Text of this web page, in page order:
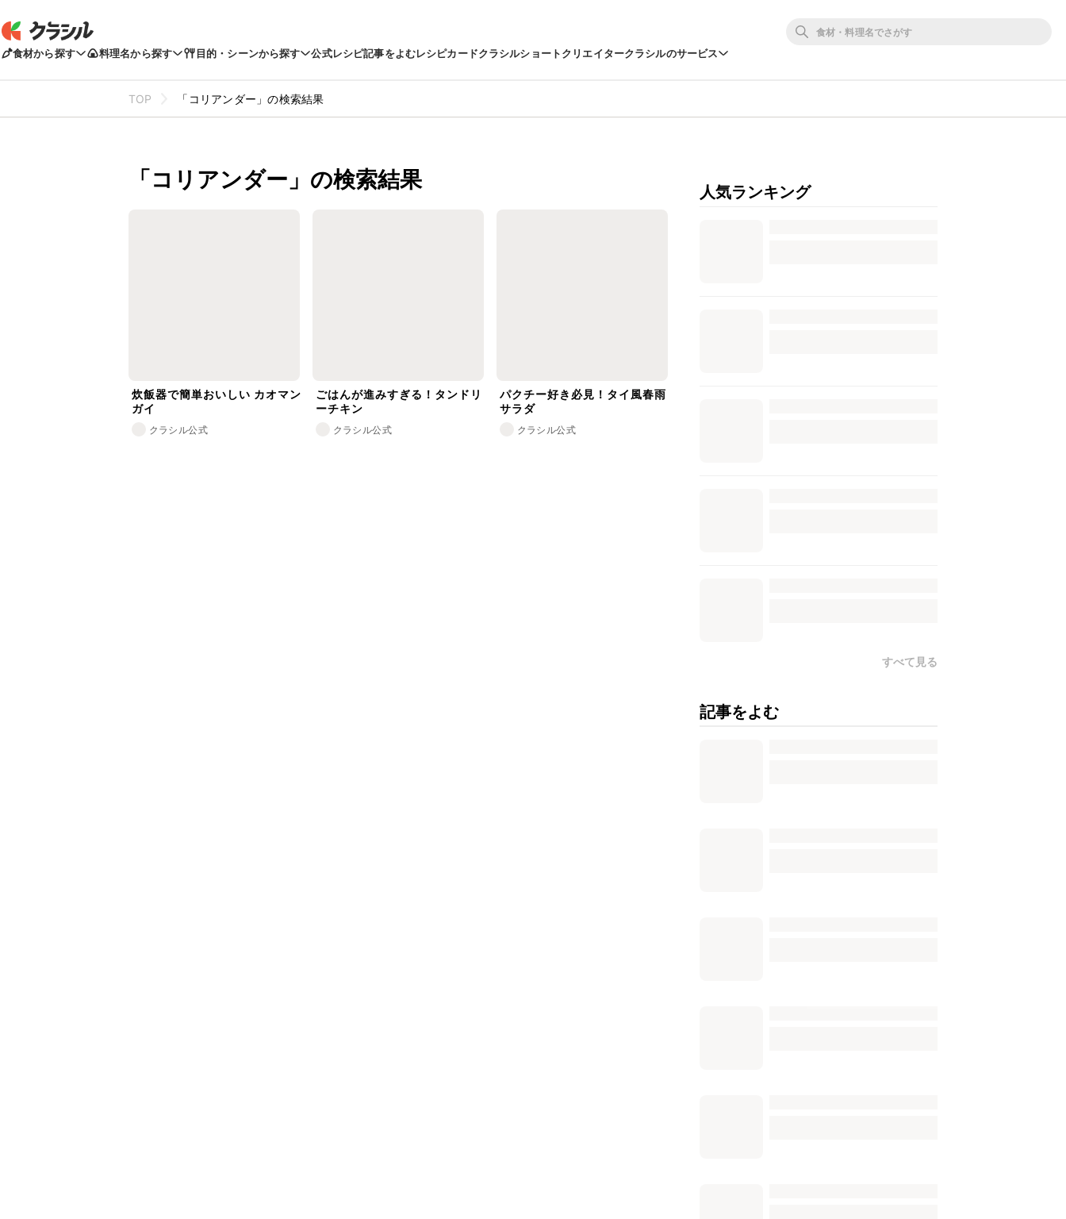
食材から探す 料理名から探す 目的・シーンから探す 公式レシピ記事をよむレシピカードクラシルショートクリエイタークラシルのサービス
TOP 「コリアンダー」の検索結果
「コリアンダー」の検索結果
炊飯器で簡単おいしい カオマン
ガイ
クラシル公式
ごはんが進みすぎる！タンドリ
ーチキン
クラシル公式
パクチー好き必見！タイ風春雨
サラダ
クラシル公式
人気ランキング
すべて見る
記事をよむ